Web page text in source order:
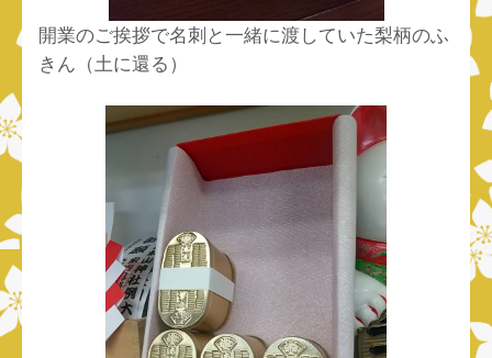
開業のご挨拶で名刺と一緒に渡していた梨柄のふ
きん（土に還る）